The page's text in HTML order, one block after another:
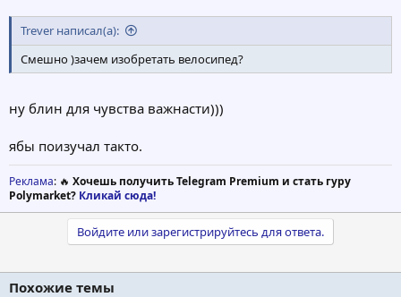
Trever написал(а):
Смешно )зачем изобретать велосипед?
ну блин для чувства важнасти)))
ябы поизучал такто.
Реклама: 🔥 Хочешь получить Telegram Premium и стать гуру
Polymarket? Кликай сюда!
Войдите или зарегистрируйтесь для ответа.
Похожие темы